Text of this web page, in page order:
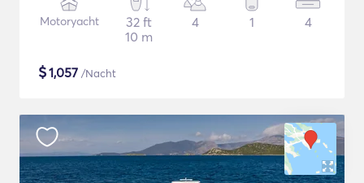
Motoryacht
32 ft
10 m
4 1 4
$1,057 /Nacht